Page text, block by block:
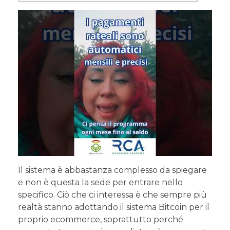
Il sistema è abbastanza complesso da spiegare
e non è questa la sede per entrare nello
specifico. Ciò che ci interessa è che sempre più
realtà stanno adottando il sistema Bitcoin per il
proprio ecommerce, soprattutto perché